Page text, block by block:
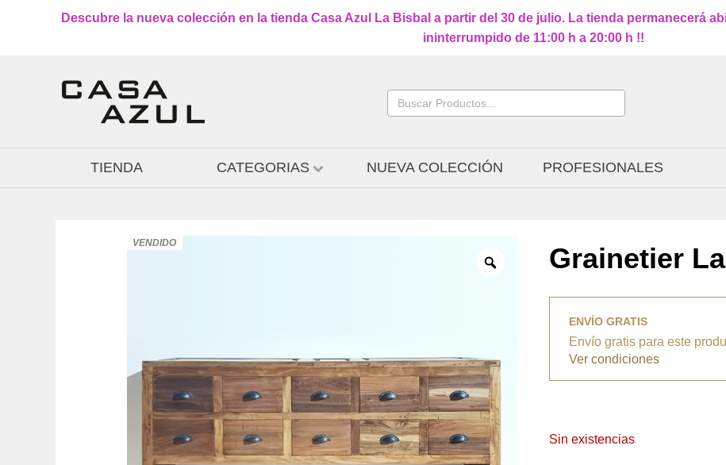
Descubre la nueva colección en la tienda Casa Azul La Bisbal a partir del 30 de julio. La tienda permanecerá
ininterrumpido de 11:00 h a 20:00 h !!
Buscar:
TIENDA CATEGORIAS NUEVA COLECCIÓN PROFESIONALES
VENDIDO Grainetier
ENVÍO GRATIS
Envío gratis para este
Ver condiciones
Sin existencias